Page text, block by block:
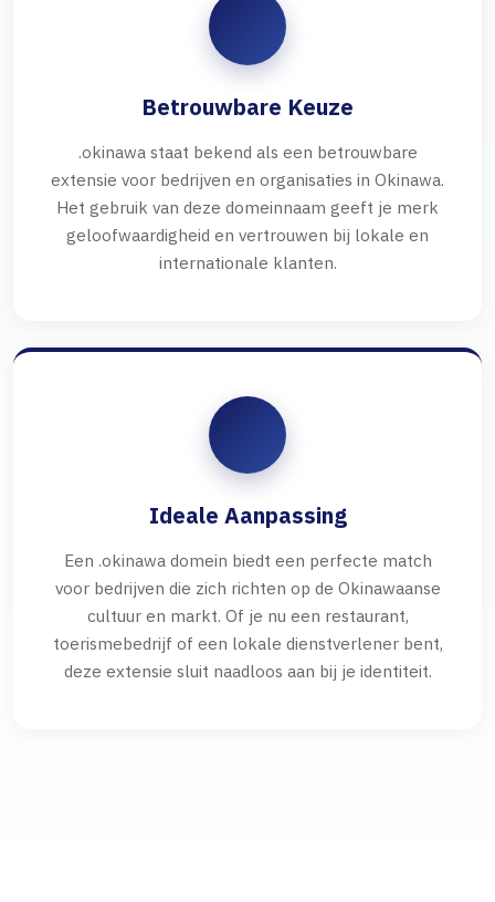
Betrouwbare Keuze
.okinawa staat bekend als een betrouwbare
extensie voor bedrijven en organisaties in Okinawa.
Het gebruik van deze domeinnaam geeft je merk
geloofwaardigheid en vertrouwen bij lokale en
internationale klanten.
Ideale Aanpassing
Een .okinawa domein biedt een perfecte match
voor bedrijven die zich richten op de Okinawaanse
cultuur en markt. Of je nu een restaurant,
toerismebedrijf of een lokale dienstverlener bent,
deze extensie sluit naadloos aan bij je identiteit.